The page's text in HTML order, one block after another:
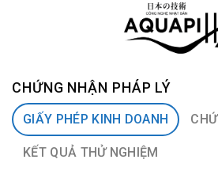
CHỨNG NHẬN PHÁP LÝ
GIẤY PHÉP KINH DOANH
KẾT QUẢ THỬ NGHIỆM